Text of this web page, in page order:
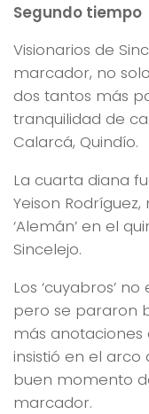
Segundo tiempo
Visionarios de
marcador, no
dos tantos más
tranquilidad de
Calarcá, Quindío.
La cuarta diana
Yeison
‘Alemán’ en el
Sincelejo.
Los ‘cuyabros’
pero se pararon
más anotaciones
insistió en el
buen momento
marcador.